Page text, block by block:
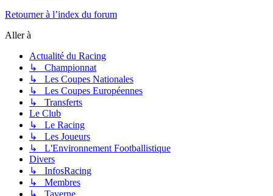
Retourner à l’index du forum
Aller à
Actualité du Racing
↳ Championnat
↳ Les Coupes Nationales
↳ Les Coupes Européennes
↳ Transferts
Le Club
↳ Le Racing
↳ Les Joueurs
↳ L'Environnement Footballistique
Divers
↳ InfosRacing
↳ Membres